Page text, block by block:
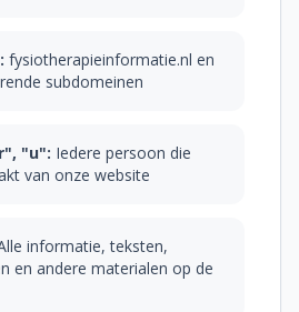
fysiotherapieinformatie.nl en
subdomeinen
"u": Iedere persoon die
van onze website
informatie, teksten,
en andere materialen op de